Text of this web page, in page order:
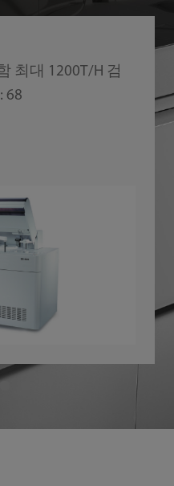
최대 1200T/H 검
68